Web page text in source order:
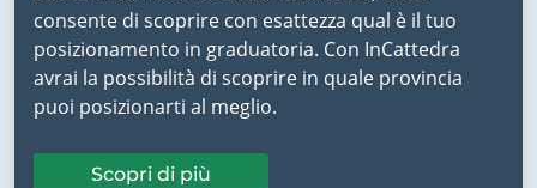
consente di scoprire con esattezza qual è il tuo
posizionamento in graduatoria. Con InCattedra
avrai la possibilità di scoprire in quale provincia
puoi posizionarti al meglio.
Scopri di più